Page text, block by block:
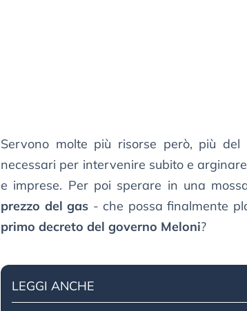
Servono molte più risorse però, più
necessari per intervenire subito e
e imprese. Per poi sperare in una
prezzo del gas - che possa finalmente
primo decreto del governo Meloni?
LEGGI ANCHE